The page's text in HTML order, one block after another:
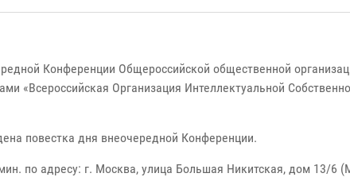
Конференции Общероссийской общественной
«Всероссийская Организация Интеллектуальной
повестка дня внеочередной Конференции.
по адресу: г. Москва, улица Большая Никитская, дом 13/6